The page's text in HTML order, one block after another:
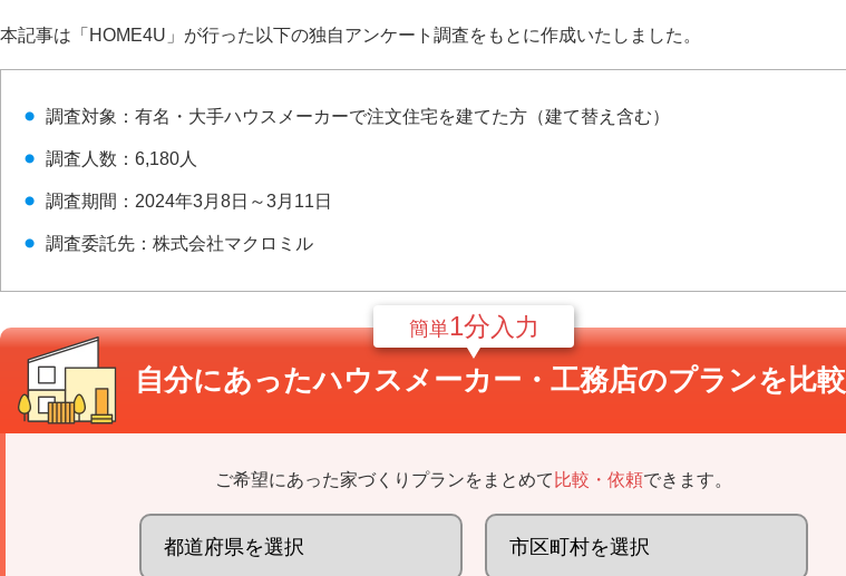
本記事は「HOME4U」が行った以下の独自アンケート調査をもとに作成いたしました。
調査対象：有名・大手ハウスメーカーで注文住宅を建てた方（建て替え含む）
調査人数：6,180人
調査期間：2024年3月8日～3月11日
調査委託先：株式会社マクロミル
簡単1分 入力
自分にあったハウスメーカー・ 工務店のプランを比較
ご希望にあった家づくりプランをまとめて 比較・依頼できます。